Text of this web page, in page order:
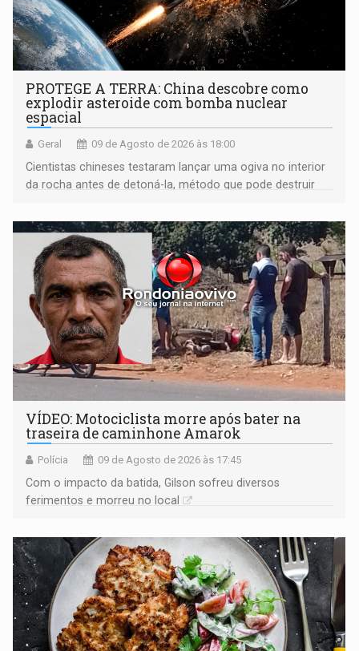
PROTEGE A TERRA: China descobre como
explodir asteroide com bomba nuclear
espacial
Geral 09 de Agosto de 2026 às 18:00
Cientistas chineses testaram lançar uma ogiva no interior
da rocha antes de detoná-la, método que pode destruir
VÍDEO: Motociclista morre após bater na
traseira de caminhone Amarok
Polícia 09 de Agosto de 2026 às 17:45
​Com o impacto da batida, Gilson sofreu diversos
ferimentos e morreu no local